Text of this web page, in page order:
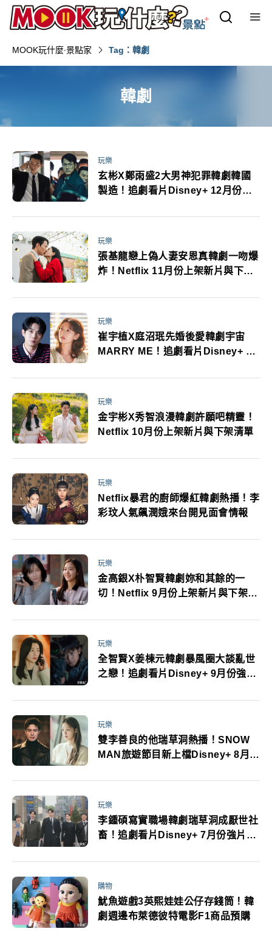
MOOK玩什麼‧景點家 Tag：韓劇
韓劇
玩樂
玄彬X鄭雨盛2大男神犯罪韓劇韓國
製造！追劇看片Disney+ 12月份強
玩樂
張基龍戀上偽人妻安恩真韓劇一吻爆
炸！Netflix 11月份上架新片與下架
玩樂
崔宇植X庭沼珉先婚後愛韓劇宇宙
MARRY ME！追劇看片Disney+ 10
玩樂
金宇彬X秀智浪漫韓劇許願吧精靈！
Netflix 10月份上架新片與下架清單
玩樂
Netflix暴君的廚師爆紅韓劇熱播！李
彩玟人氣飆潤娥來台開見面會情報
玩樂
金高銀X朴智賢韓劇妳和其餘的一
切！Netflix 9月份上架新片與下架清
玩樂
全智賢X姜棟元韓劇暴風圈大談亂世
之戀！追劇看片Disney+ 9月份強片
玩樂
雙李善良的他瑞草洞熱播！SNOW
MAN旅遊節目新上檔Disney+ 8月份
玩樂
李鍾碩寫實職場韓劇瑞草洞成厭世社
畜！追劇看片Disney+ 7月份強片推
購物
魷魚遊戲3英熙娃娃公仔存錢筒！韓
劇週邊布萊德彼特電影F1商品預購